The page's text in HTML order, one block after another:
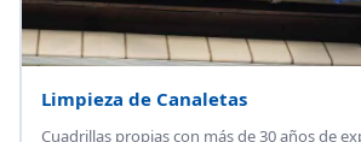
Limpieza de Canaletas
Cuadrillas propias con más de 30 años de